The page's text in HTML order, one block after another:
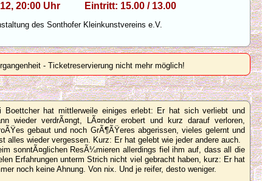
20:00 Uhr Eintritt: 15.00 / 13.00
des Sonthofer Kleinkunstvereins e.V.
- Ticketreservierung nicht mehr möglich!
Boettcher hat mittlerweile einiges erlebt: Er hat sich verliebt und
wieder verdrÃ¤ngt, LÃ¤nder erobert und kurz darauf verloren,
gebaut und noch GrÃ¶ÃŸeres abgerissen, vieles gelernt und
alles wieder vergessen. Kurz: Er hat gelebt wie jeder andere auch.
sonntÃ¤glichen ResÃ¼mieren allerdings fiel ihm auf, dass all die
Erfahrungen unterm Strich nicht viel gebracht haben, kurz: Er hat
noch keine Ahnung. Von nix. Und je reifer, desto weniger.